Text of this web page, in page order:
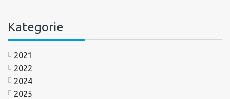
Kategorie
2021
2022
2024
2025